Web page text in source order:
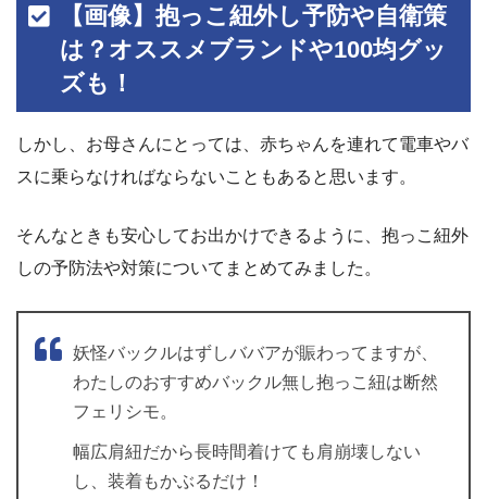
【画像】抱っこ紐外し予防や自衛策
は？オススメブランドや100均グッ
ズも！
しかし、お母さんにとっては、赤ちゃんを連れて電車やバ
スに乗らなければならないこともあると思います。
そんなときも安心してお出かけできるように、抱っこ紐外
しの予防法や対策についてまとめてみました。
妖怪バックルはずしババアが賑わってますが、
わたしのおすすめバックル無し抱っこ紐は断然
フェリシモ。
幅広肩紐だから長時間着けても肩崩壊しない
し、装着もかぶるだけ！